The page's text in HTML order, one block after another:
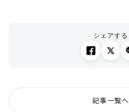
シェアする
記事一覧へ